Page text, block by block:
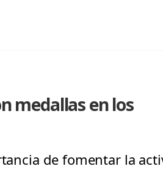
medallas en los
de fomentar la